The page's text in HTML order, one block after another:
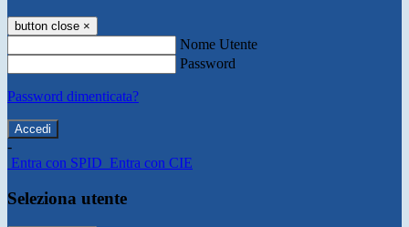
button close ×
Nome Utente
Password
Password dimenticata?
-
Entra con SPID Entra con CIE
Seleziona utente